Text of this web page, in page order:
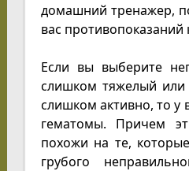
домашний тренажер,
вас
Если вы выберите
слишком тяжелый или
слишком активно, то у
гематомы. Причем
похожи на те,
грубого